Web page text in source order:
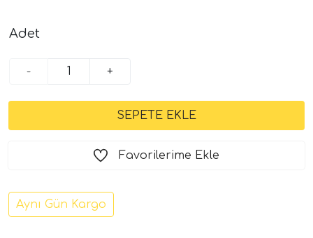
Adet
- +
Favorilerime Ekle
Aynı Gün Kargo